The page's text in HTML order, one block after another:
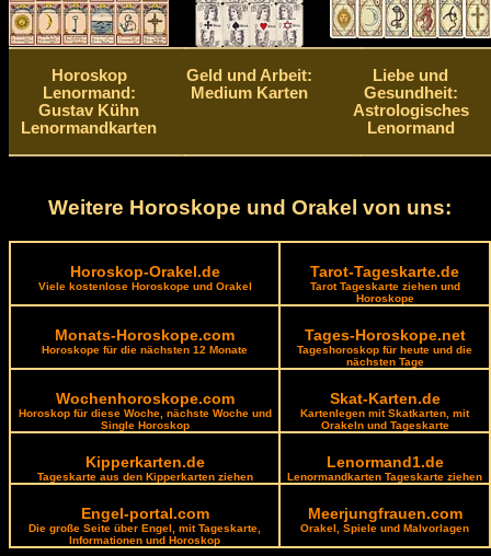
Horoskop
Lenormand:
Gustav Kühn
Lenormandkarten
Geld und Arbeit:
Medium Karten
Liebe und
Gesundheit:
Astrologisches
Lenormand
Weitere Horoskope und Orakel von uns:
Horoskop-Orakel.de
Viele kostenlose Horoskope und Orakel
Tarot-Tageskarte.de
Tarot Tageskarte ziehen und
Horoskope
Monats-Horoskope.com
Horoskope für die nächsten 12 Monate
Tages-Horoskope.net
Tageshoroskop für heute und die
nächsten Tage
Wochenhoroskope.com
Horoskop für diese Woche, nächste Woche und
Single Horoskop
Skat-Karten.de
Kartenlegen mit Skatkarten, mit
Orakeln und Tageskarte
Kipperkarten.de
Tageskarte aus den Kipperkarten ziehen
Lenormand1.de
Lenormandkarten Tageskarte ziehen
Engel-portal.com
Die große Seite über Engel, mit Tageskarte,
Informationen und Horoskop
Meerjungfrauen.com
Orakel, Spiele und Malvorlagen